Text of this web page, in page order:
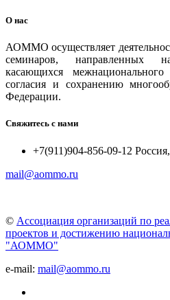
О нас
АОММО осуществляет
семинаров, направленных
касающихся
согласия и сохранению
Федерации.
Свяжитесь с нами
+7(911)904-856-09-12
mail@aommo.ru
© Ассоциация организаций по
проектов и достижению
"АОММО"
e-mail: mail@aommo.ru